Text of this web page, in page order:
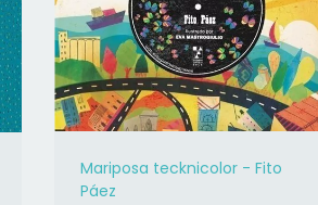
Mariposa tecknicolor - Fito
Páez